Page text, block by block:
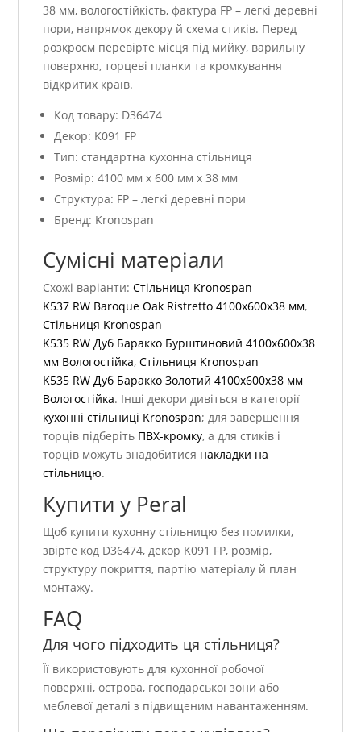
38 мм, вологостійкість, фактура FP – легкі деревні
пори, напрямок декору й схема стиків. Перед
розкроєм перевірте місця під мийку, варильну
поверхню, торцеві планки та кромкування
відкритих країв.
Код товару: D36474
Декор: K091 FP
Тип: стандартна кухонна стільниця
Розмір: 4100 мм x 600 мм x 38 мм
Структура: FP – легкі деревні пори
Бренд: Kronospan
Сумісні матеріали
Схожі варіанти:Стільниця Kronospan
K537 RW Baroque Oak Ristretto 4100x600x38 мм,
Стільниця Kronospan
K535 RW Дуб Баракко Бурштиновий 4100x600x38
мм Вологостійка,Стільниця Kronospan
K535 RW Дуб Баракко Золотий 4100x600x38 мм
Вологостійка. Інші декори дивіться в категорії
кухонні стільниці Kronospan; для завершення
торців підберіть ПВХ-кромку, а для стиків і
торців можуть знадобитися накладки на
стільницю.
Купити у Peral
Щоб купити кухонну стільницю без помилки,
звірте код D36474, декор K091 FP, розмір,
структуру покриття, партію матеріалу й план
монтажу.
FAQ
Для чого підходить ця стільниця?
Її використовують для кухонної робочої
поверхні, острова, господарської зони або
меблевої деталі з підвищеним навантаженням.